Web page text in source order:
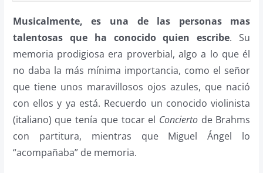
Musicalmente, es una de las personas mas
talentosas que ha conocido quien escribe. Su
memoria prodigiosa era proverbial, algo a lo que él
no daba la más mínima importancia, como el señor
que tiene unos maravillosos ojos azules, que nació
con ellos y ya está. Recuerdo un conocido violinista
(italiano) que tenía que tocar el Conciertode Brahms
con partitura, mientras que Miguel Ángel lo
“acompañaba” de memoria.